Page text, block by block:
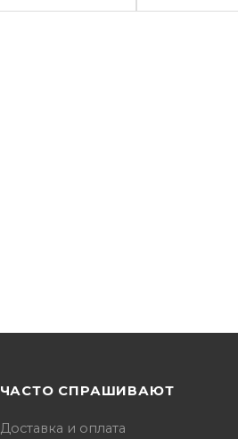
ЧАСТО СПРАШИВАЮТ
Доставка и оплата